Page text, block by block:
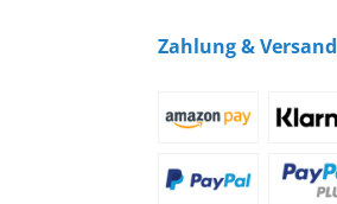
Zahlung & Versand